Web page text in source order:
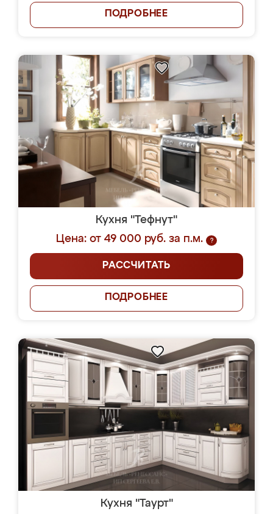
ПОДРОБНЕЕ
Кухня "Тефнут"
Цена: от 49 000 руб. за п.м.
?
РАССЧИТАТЬ
ПОДРОБНЕЕ
Кухня "Таурт"